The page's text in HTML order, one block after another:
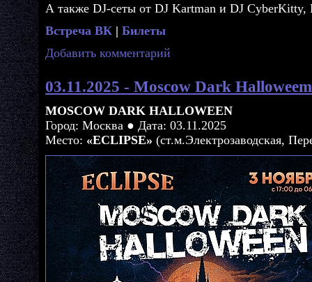
А также DJ-сеты от DJ Kartman и DJ СyberKitty,
Встреча ВК | Билеты
Добавить комментарий
03.11.2025 - Moscow Dark Halloweem
MOSCOW DARK HALLOWEEN
Город: Москва ● Дата: 03.11.2025
Место: «ECLIPSE» (ст.м.Электрозаводская,